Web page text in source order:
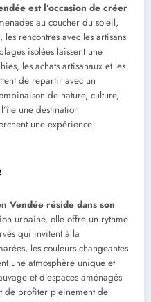
est l’occasion de créer
au coucher du soleil,
rencontres avec les artisans
isolées laissent une
les achats artisanaux et les
de repartir avec un
de nature, culture,
une destination
une expérience
Vendée réside dans son
urbaine, elle offre un rythme
qui invitent à la
les couleurs changeantes
une atmosphère unique et
et d’espaces aménagés
de profiter pleinement de